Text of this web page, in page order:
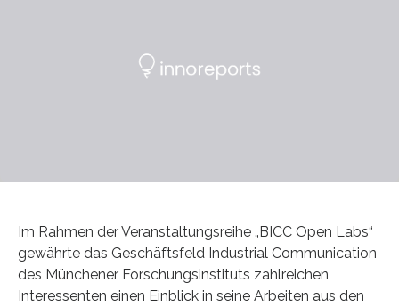
Im Rahmen der Veranstaltungsreihe „BICC Open Labs“
gewährte das Geschäftsfeld Industrial Communication
des Münchener Forschungsinstituts zahlreichen
Interessenten einen Einblick in seine Arbeiten aus den